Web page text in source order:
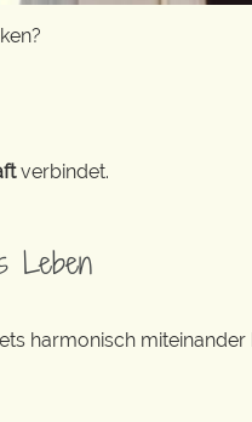
verbindet.
Leben
harmonisch miteinander